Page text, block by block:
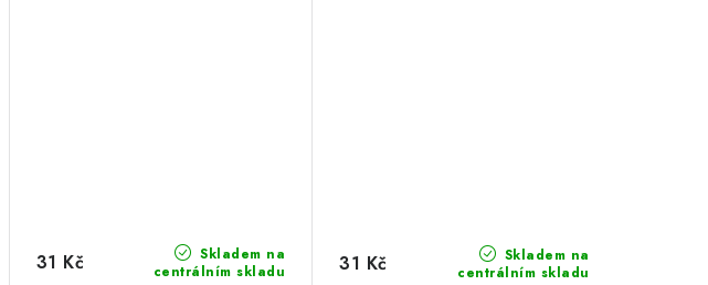
Skladem na
centrálním skladu
31 Kč
Skladem na
centrálním skladu
31 Kč